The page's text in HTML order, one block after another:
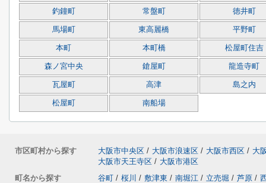
釣鐘町 常盤町 徳井町
馬場町 東高麗橋 平野町
本町 本町橋 松屋町住吉
森ノ宮中央 鎗屋町 龍造寺町
瓦屋町 高津 島之内
松屋町 南船場
市区町村から探す 大阪市中央区 / 大阪市浪速区 / 大阪市西区 / 大
大阪市天王寺区 / 大阪市港区
町名から探す
谷町 / 桜川 / 敷津東 / 南堀江 / 立売堀 / 芦原 /